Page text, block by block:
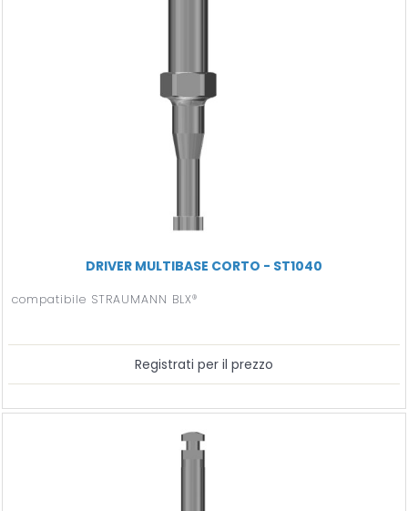
DRIVER MULTIBASE CORTO - ST1040
compatibile STRAUMANN BLX®
Registrati per il prezzo